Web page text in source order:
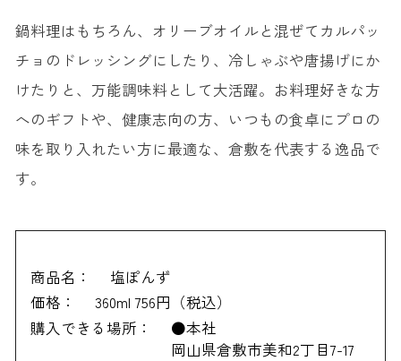
鍋料理はもちろん、オリーブオイルと混ぜてカルパッ
チョのドレッシングにしたり、冷しゃぶや唐揚げにか
けたりと、万能調味料として大活躍。お料理好きな方
へのギフトや、健康志向の方、いつもの食卓にプロの
味を取り入れたい方に最適な、倉敷を代表する逸品で
す。
商品名：
塩ぽんず
価格：
360ml 756円（税込）
購入できる場所：
●本社
岡山県倉敷市美和2丁目7-17